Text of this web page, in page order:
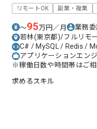
リモートOK 副業・複業
〜95万円／月 業務
若林(東京都)/フルリモ
C# / MySQL / Redis /
アプリケーションエン
※稼働日数や時間帯はご相
求めるスキル